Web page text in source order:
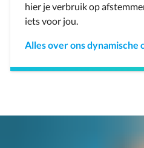
hier je verbruik op
iets voor jou.
Alles over ons dynamische